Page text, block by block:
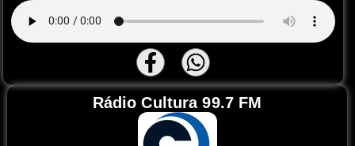
Rádio Cultura 99.7 FM